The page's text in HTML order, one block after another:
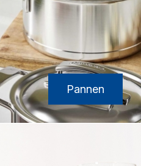
Pannen